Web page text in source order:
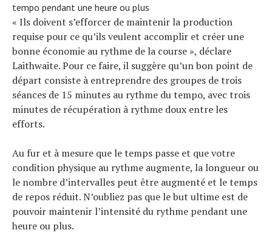
tempo pendant une heure ou plus
« Ils doivent s’efforcer de maintenir la production
requise pour ce qu’ils veulent accomplir et créer une
bonne économie au rythme de la course », déclare
Laithwaite. Pour ce faire, il suggère qu’un bon point de
départ consiste à entreprendre des groupes de trois
séances de 15 minutes au rythme du tempo, avec trois
minutes de récupération à rythme doux entre les
efforts.
Au fur et à mesure que le temps passe et que votre
condition physique au rythme augmente, la longueur ou
le nombre d’intervalles peut être augmenté et le temps
de repos réduit. N’oubliez pas que le but ultime est de
pouvoir maintenir l’intensité du rythme pendant une
heure ou plus.